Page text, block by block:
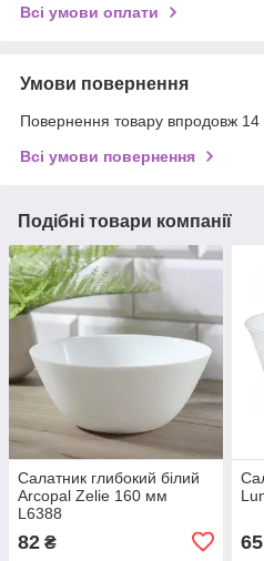
Всі умови оплати
Умови повернення
Повернення товару впродовж 14
Всі умови повернення
Подібні товари компанії
Салатник глибокий білий
Arcopal Zelie 160 мм
L6388
82 ₴ 65